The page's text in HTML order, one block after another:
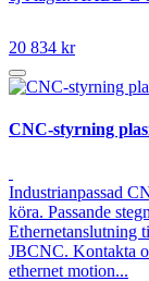
20 834 kr
CNC-styrning
Industrianpassad
köra. Passande
Ethernetanslutning
JBCNC. Kontakta
ethernet motion...